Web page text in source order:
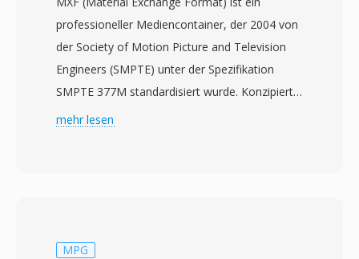
professioneller Mediencontainer, der 2004 von
der Society of Motion Picture and Television
Engineers (SMPTE) unter der Spezifikation
SMPTE 377M standardisiert wurde. Konzipiert
für die Rundfunk- und Post-Production-
breites Spektrum professioneller Codecs,
mehr lesen
MPG